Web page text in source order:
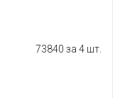
73840 за 4 шт.